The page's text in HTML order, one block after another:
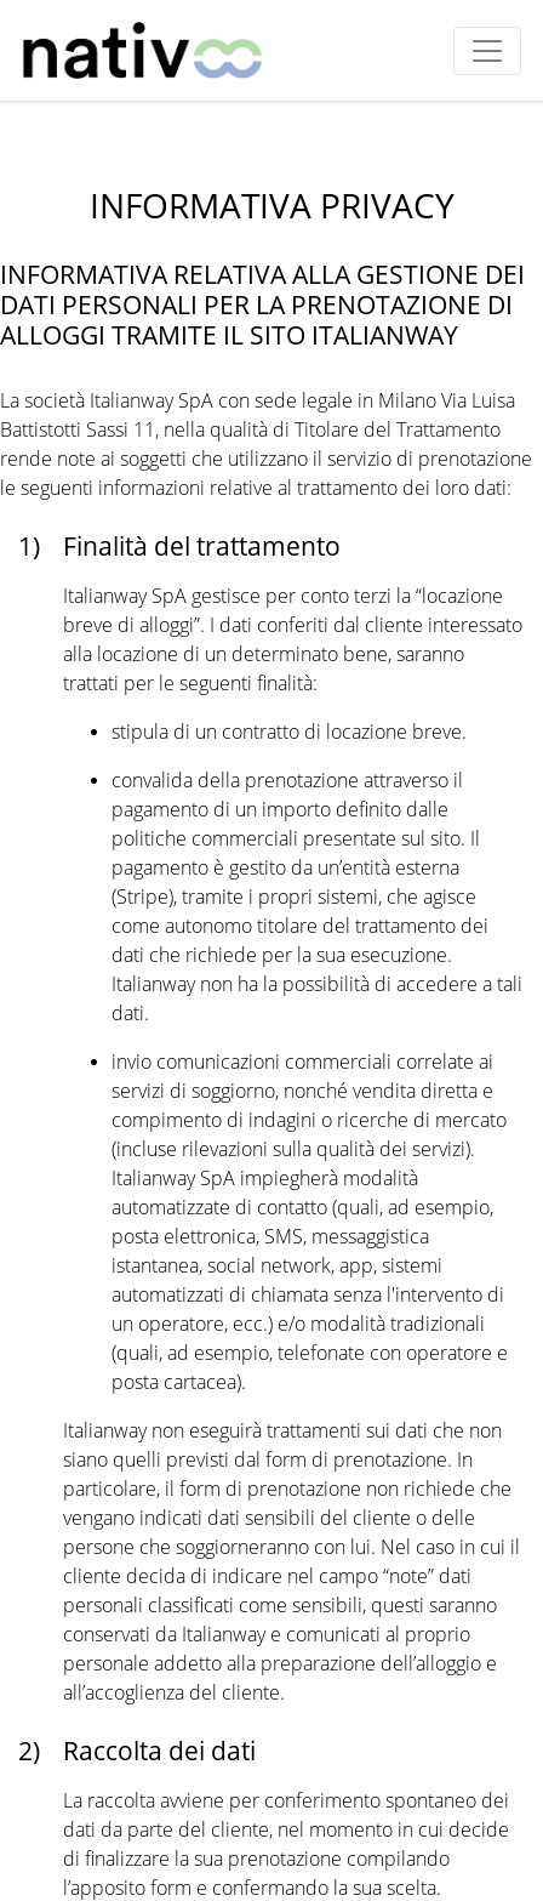
INFORMATIVA PRIVACY
INFORMATIVA RELATIVA ALLA GESTIONE DEI
DATI PERSONALI PER LA PRENOTAZIONE DI
ALLOGGI TRAMITE IL SITO ITALIANWAY
La società Italianway SpA con sede legale in Milano Via Luisa
Battistotti Sassi 11, nella qualità di Titolare del Trattamento
rende note ai soggetti che utilizzano il servizio di prenotazione
le seguenti informazioni relative al trattamento dei loro dati:
1) Finalità del trattamento
Italianway SpA gestisce per conto terzi la “locazione
breve di alloggi”. I dati conferiti dal cliente interessato
alla locazione di un determinato bene, saranno
trattati per le seguenti finalità:
stipula di un contratto di locazione breve.
convalida della prenotazione attraverso il
pagamento di un importo definito dalle
politiche commerciali presentate sul sito. Il
pagamento è gestito da un’entità esterna
(Stripe), tramite i propri sistemi, che agisce
come autonomo titolare del trattamento dei
dati che richiede per la sua esecuzione.
Italianway non ha la possibilità di accedere a tali
dati.
invio comunicazioni commerciali correlate ai
servizi di soggiorno, nonché vendita diretta e
compimento di indagini o ricerche di mercato
(incluse rilevazioni sulla qualità dei servizi).
Italianway SpA impiegherà modalità
automatizzate di contatto (quali, ad esempio,
posta elettronica, SMS, messaggistica
istantanea, social network, app, sistemi
automatizzati di chiamata senza l'intervento di
un operatore, ecc.) e/o modalità tradizionali
(quali, ad esempio, telefonate con operatore e
posta cartacea).
Italianway non eseguirà trattamenti sui dati che non
siano quelli previsti dal form di prenotazione. In
particolare, il form di prenotazione non richiede che
vengano indicati dati sensibili del cliente o delle
persone che soggiorneranno con lui. Nel caso in cui il
cliente decida di indicare nel campo “note” dati
personali classificati come sensibili, questi saranno
conservati da Italianway e comunicati al proprio
personale addetto alla preparazione dell’alloggio e
all’accoglienza del cliente.
2) Raccolta dei dati
La raccolta avviene per conferimento spontaneo dei
dati da parte del cliente, nel momento in cui decide
di finalizzare la sua prenotazione compilando
l’apposito form e confermando la sua scelta.